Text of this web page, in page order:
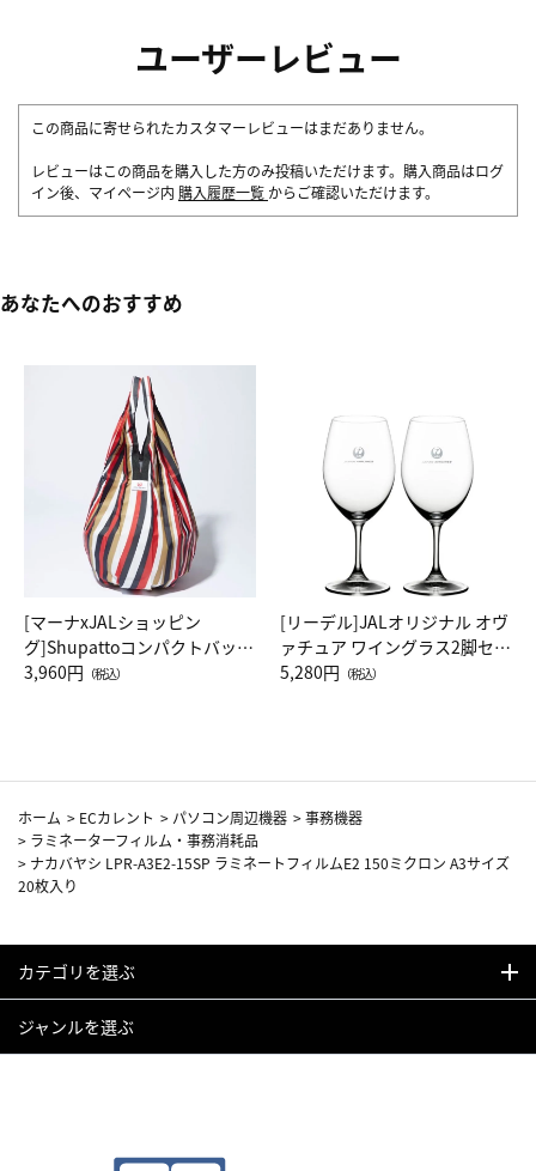
ユーザーレビュー
この商品に寄せられたカスタマーレビューはまだありません。
レビューはこの商品を購入した方のみ投稿いただけます。購入商品はログ
イン後、マイページ内 購入履歴一覧 からご確認いただけます。
あなたへのおすすめ
[マーナxJALショッピン
グ]Shupattoコンパクトバッグ
Drop JAL客室乗務員（LC）ス
3,960円 （税込）
[リーデル]JALオリジナル オヴ
ァチュア ワイングラス2脚セッ
ト（レッドワイン）
5,280円 （税込）
ホーム > ECカレント > パソコン周辺機器 >事務機器
> ラミネーターフィルム・事務消耗品
> ナカバヤシ LPR-A3E2-15SP ラミネートフィルムE2 150ミクロン A3サイズ
20枚入り
カテゴリを選ぶ
ジャンルを選ぶ